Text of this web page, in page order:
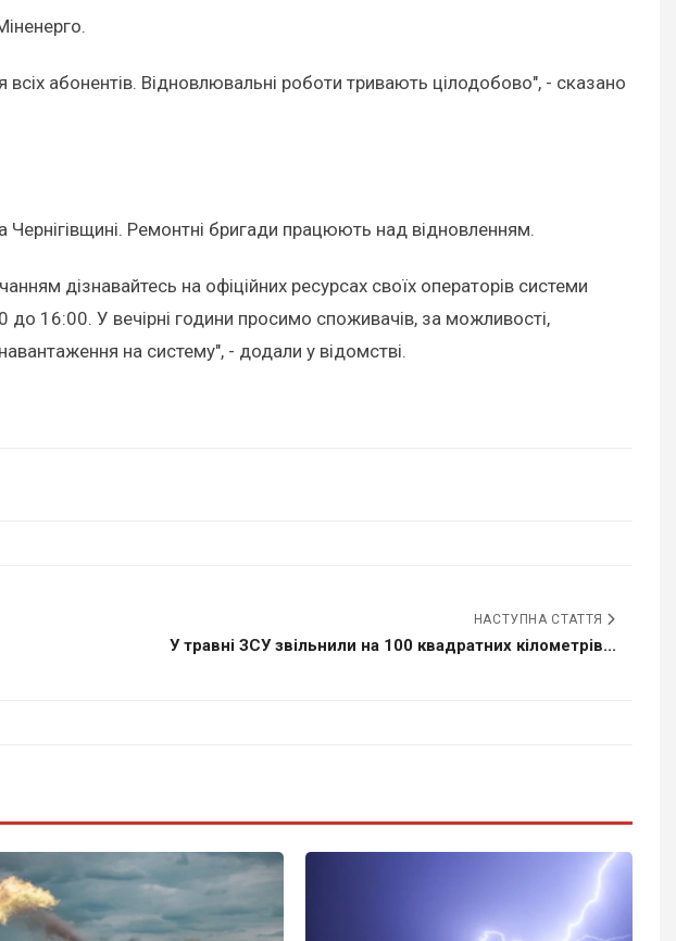
абонентів. Відновлювальні роботи тривають цілодобово", - сказано
Ремонтні бригади працюють над відновленням.
дізнавайтесь на офіційних ресурсах своїх операторів системи
16:00. У вечірні години просимо споживачів, за можливості,
на систему", - додали у відомстві.
НАСТУПНА СТАТТЯ
У травні ЗСУ звільнили на 100 квадратних кілометрів...